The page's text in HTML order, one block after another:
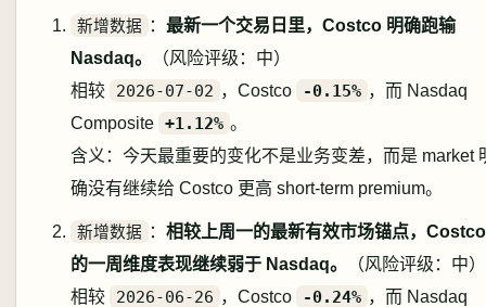
新增数据 ： 最新一个交易日里，Costco 明确跑输
Nasdaq。
（风险评级：中）
相较
2026-07-02 ，Costco -0.15% ，而 Nasdaq
Composite +1.12% 。
含义：今天最重要的变化不是业务变差，而是 market
确没有继续给 Costco 更高 short-term premium。
新增数据 ： 相较上周一的最新有效市场锚点，Costco
的一周维度表现继续弱于 Nasdaq。
（风险评级：中）
相较
2026-06-26 ，Costco -0.24% ，而 Nasdaq